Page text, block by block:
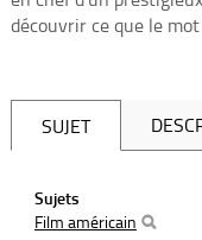
découvrir ce que le
SUJET
Sujets
Film américain